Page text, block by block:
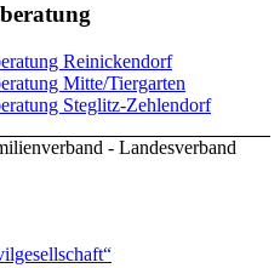
Reinickendorf
Mitte/Tiergarten
Steglitz-Zehlendorf
- Landesverband